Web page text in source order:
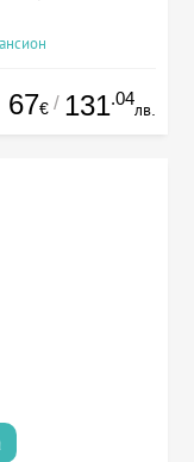
67€ / 131.04
лв.